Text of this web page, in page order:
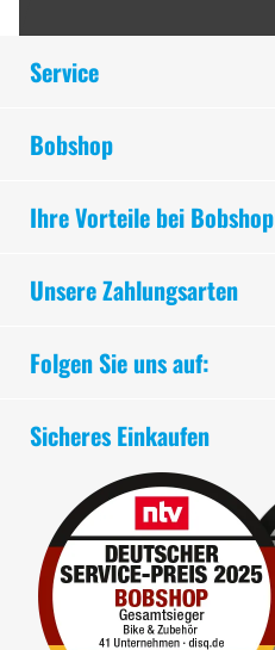
Service
Bobshop
Ihre Vorteile bei Bobshop
Unsere Zahlungsarten
Folgen Sie uns auf:
Sicheres Einkaufen